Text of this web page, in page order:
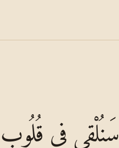
سَنُلْقِي فِي قُلُوبِ